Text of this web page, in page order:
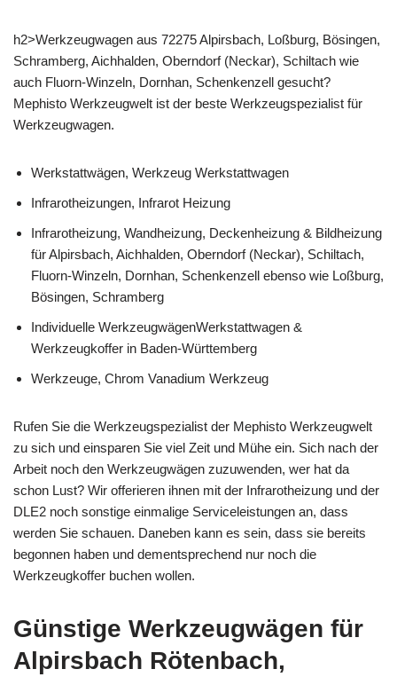
h2>Werkzeugwagen aus 72275 Alpirsbach, Loßburg, Bösingen,
Schramberg, Aichhalden, Oberndorf (Neckar), Schiltach wie
auch Fluorn-Winzeln, Dornhan, Schenkenzell gesucht?
Mephisto Werkzeugwelt ist der beste Werkzeugspezialist für
Werkzeugwagen.
Werkstattwägen, Werkzeug Werkstattwagen
Infrarotheizungen, Infrarot Heizung
Infrarotheizung, Wandheizung, Deckenheizung & Bildheizung
für Alpirsbach, Aichhalden, Oberndorf (Neckar), Schiltach,
Fluorn-Winzeln, Dornhan, Schenkenzell ebenso wie Loßburg,
Bösingen, Schramberg
Individuelle WerkzeugwägenWerkstattwagen &
Werkzeugkoffer in Baden-Württemberg
Werkzeuge, Chrom Vanadium Werkzeug
Rufen Sie die Werkzeugspezialist der Mephisto Werkzeugwelt
zu sich und einsparen Sie viel Zeit und Mühe ein. Sich nach der
Arbeit noch den Werkzeugwägen zuzuwenden, wer hat da
schon Lust? Wir offerieren ihnen mit der Infrarotheizung und der
DLE2 noch sonstige einmalige Serviceleistungen an, dass
werden Sie schauen. Daneben kann es sein, dass sie bereits
begonnen haben und dementsprechend nur noch die
Werkzeugkoffer buchen wollen.
Günstige Werkzeugwägen für
Alpirsbach Rötenbach,